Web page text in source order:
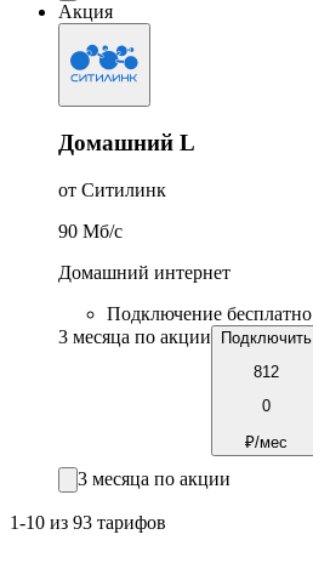
Акция
Домашний L
от Ситилинк
90 Мб/c
Домашний интернет
Подключение бесплатно
3 месяца по акции
Подключить
812
0
₽/мес
3 месяца по акции
1-10 из 93 тарифов